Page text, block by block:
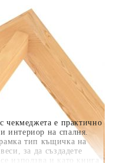
чекмеджета е практично
интериор на спалня.
тип къщичка на
за да създадете
използва и като книга
от стойността на
Останалата сума се
без оскъпяване. За
/ €511.31
на поръчката се
с оскъпяване. За
/ €1022.61